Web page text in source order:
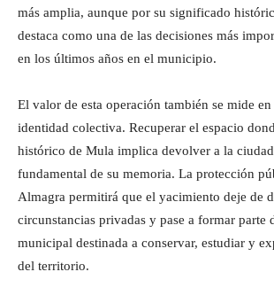
más amplia, aunque por su significado
destaca como una de las decisiones más
en los últimos años en el municipio.
El valor de esta operación también se mide
identidad colectiva. Recuperar el espacio
histórico de Mula implica devolver a la
fundamental de su memoria. La protección
Almagra permitirá que el yacimiento deje de
circunstancias privadas y pase a formar parte
municipal destinada a conservar, estudiar y
del territorio.